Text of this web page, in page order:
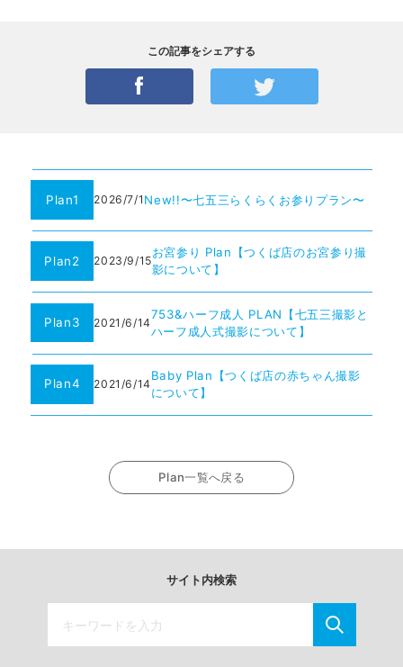
この記事をシェアする
Plan1 2026/7/1 New!!〜七五三らくらくお参りプラン〜
Plan2 2023/9/15
お宮参り Plan【つくば店のお宮参り撮
影について】
Plan3 2021/6/14
753&ハーフ成人 PLAN【七五三撮影と
ハーフ成人式撮影について】
Plan4 2021/6/14
Baby Plan【つくば店の赤ちゃん撮影
について】
Plan一覧へ戻る
サイト内検索